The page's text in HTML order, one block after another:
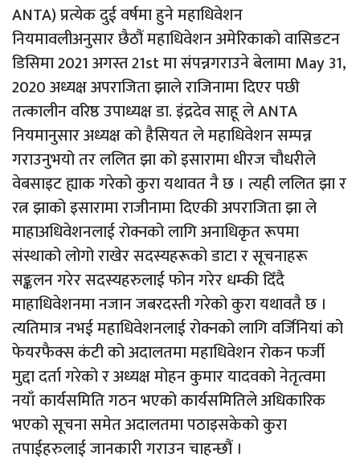
ANTA) प्रत्येक दुई वर्षमा हुने महाधिवेशन
नियमावलीअनुसार छैठौं महाधिवेशन अमेरिकाको वासिङटन
डिसिमा 2021 अगस्त 21st मा संपन्नगराउने बेलामा May 31,
2020 अध्यक्ष अपराजिता झाले राजिनामा दिएर पछी
तत्कालीन वरिष्ठ उपाध्यक्ष डा. इंद्रदेव साहू ले ANTA
नियमानुसार अध्यक्ष को हैसियत ले महाधिवेशन सम्पन्न
गराउनुभयो तर ललित झा को इसारामा धीरज चौधरीले
वेबसाइट ह्याक गरेको कुरा यथावत नै छ । त्यही ललित झा र
रत्न झाको इसारामा राजीनामा दिएकी अपराजिता झा ले
माहाअधिवेशनलाई रोक्नको लागि अनाधिकृत रूपमा
संस्थाको लोगो राखेर सदस्यहरूको डाटा र सूचनाहरू
सङ्कलन गरेर सदस्यहरुलाई फोन गरेर धम्की दिँदै
माहाधिवेशनमा नजान जबरदस्ती गरेको कुरा यथावतै छ ।
त्यतिमात्र नभई महाधिवेशनलाई रोक्नको लागि वर्जिनियां को
फेयरफैक्स कंटी को अदालतमा महाधिवेशन रोकन फर्जी
मुद्दा दर्ता गरेको र अध्यक्ष मोहन कुमार यादवको नेतृत्वमा
नयाँ कार्यसमिति गठन भएको कार्यसमितिले अधिकारिक
भएको सूचना समेत अदालतमा पठाइसकेको कुरा
तपाईहरुलाई जानकारी गराउन चाहन्छौं ।